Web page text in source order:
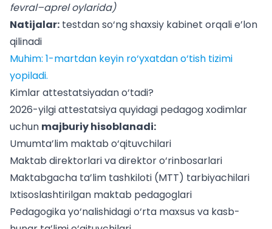
fevral–aprel oylarida)
Natijalar: testdan so‘ng shaxsiy kabinet orqali e’lon
qilinadi
Muhim: 1-martdan keyin ro‘yxatdan o‘tish tizimi
yopiladi.
Kimlar attestatsiyadan o‘tadi?
2026-yilgi attestatsiya quyidagi pedagog xodimlar
uchun majburiy hisoblanadi:
Umumta’lim maktab o‘qituvchilari
Maktab direktorlari va direktor o‘rinbosarlari
Maktabgacha ta’lim tashkiloti (MTT) tarbiyachilari
Ixtisoslashtirilgan maktab pedagoglari
Pedagogika yo‘nalishidagi o‘rta maxsus va kasb-